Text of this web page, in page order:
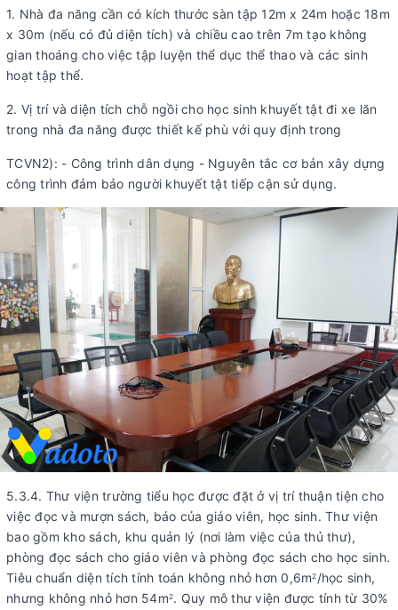
1. Nhà đa năng cần có kích thước sàn tập 12m x 24m hoặc 18m
x 30m (nếu có đủ diện tích) và chiều cao trên 7m tạo không
gian thoáng cho việc tập luyện thể dục thể thao và các sinh
hoạt tập thể.
2. Vị trí và diện tích chỗ ngồi cho học sinh khuyết tật đi xe lăn
trong nhà đa năng được thiết kế phù với quy định trong
TCVN2): - Công trình dân dụng - Nguyên tắc cơ bản xây dựng
công trình đảm bảo người khuyết tật tiếp cận sử dụng.
5.3.4. Thư viện trường tiểu học được đặt ở vị trí thuận tiện cho
việc đọc và mượn sách, báo của giáo viên, học sinh. Thư viện
bao gồm kho sách, khu quản lý (nơi làm việc của thủ thư),
phòng đọc sách cho giáo viên và phòng đọc sách cho học sinh.
Tiêu chuẩn diện tích tính toán không nhỏ hơn 0,6m2 /học sinh,
nhưng không nhỏ hơn 54m2. Quy mô thư viện được tính từ 30%